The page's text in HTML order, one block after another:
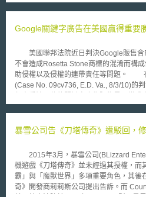
Drug）和專利與學名藥訴訟和解協議（
為了矯正此種實務發展，今（2007）
S.438）和「修正聯邦食品藥品化妝品法
amend the Federal Food, Drug, and
marketing of authorized generic drugs,
間接製造銷售原廠學名藥，或是授權第三
立法方式，確保首家提出ANDA的學名藥
市佔率。但本法案未禁止專利藥廠與獲得
規範將該協議通報FTC和司法部即可。 美國參議院亦提出「保護可負擔
S.316），禁止專利藥廠直、間接簽訂給
錢）且要求其不得研發、製造、銷售或販
議；例如專屬給付和解協議（Exclusion
和解協議（Reverse Payment Settlement
Google關鍵字廣告在美國贏得重要
美國聯邦法院近日判決Google販售含
不會造成Rosetta Stone商標的混淆而構
助侵權以及侵權的連帶責任等問題。 在Rosetta Stone與Google一案
(Case No. 09cv736, E.D. Va., 8/3/10)的
假定Google的行為構成潛在可訴的商標
Rosetta Stone關鍵字廣告給第三人，並
的贊助廣告連結。 法院也認定Google對於Rosetta Stone商標的使用受
到功能性原則的保護。在本案中法院認為
示功能，並影響廣告的成本與品質。如
為希望鎖定在目標客戶的廣告主創造一個沒效率
個月近200個案例中，Google都在接到
暴雪公司告《刀塔傳奇》遭駁回，
2015年3月，暴雪公司(BLizzard
機遊戲《刀塔傳奇》並未經過其授權，而
霸」與「魔獸世界」多項重要角色，其後
奇》開發商莉莉斯公司提出告訴。而